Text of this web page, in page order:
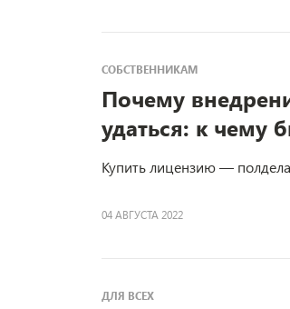
СОБСТВЕННИКАМ
Почему
удаться: к чему
Купить лицензию —
04 АВГУСТА 2022
ДЛЯ ВСЕХ